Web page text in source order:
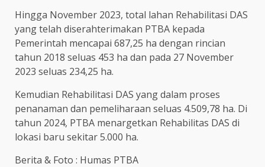
Hingga November 2023, total lahan Rehabilitasi DAS
yang telah diserahterimakan PTBA kepada
Pemerintah mencapai 687,25 ha dengan rincian
tahun 2018 seluas 453 ha dan pada 27 November
2023 seluas 234,25 ha.
Kemudian Rehabilitasi DAS yang dalam proses
penanaman dan pemeliharaan seluas 4.509,78 ha. Di
tahun 2024, PTBA menargetkan Rehabilitas DAS di
lokasi baru sekitar 5.000 ha.
Berita & Foto : Humas PTBA